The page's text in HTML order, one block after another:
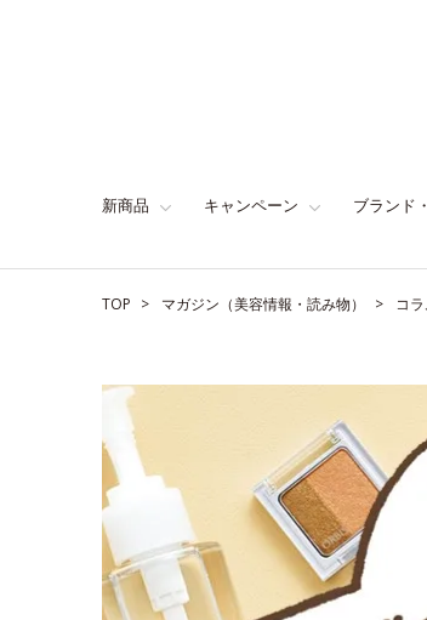
新商品 キャンペーン ブランド
TOP マガジン（美容情報・読み物） コ